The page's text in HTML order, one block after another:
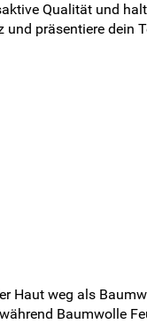
Qualität und
präsentiere dein
Haut weg als
Baumwolle